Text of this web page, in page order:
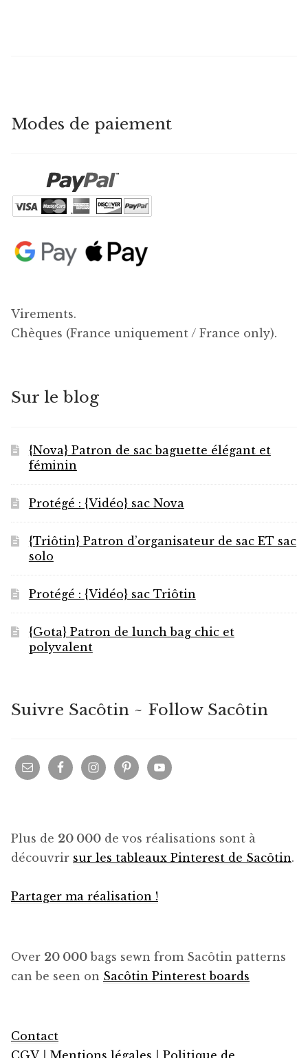
Modes de paiement
Virements.
Chèques (France uniquement / France only).
Sur le blog
{Nova} Patron de sac baguette élégant et
féminin
Protégé : {Vidéo} sac Nova
{Triôtin} Patron d’organisateur de sac ET sac
solo
Protégé : {Vidéo} sac Triôtin
{Gota} Patron de lunch bag chic et
polyvalent
Suivre Sacôtin ~ Follow Sacôtin
Plus de 20 000 de vos réalisations sont à
découvrir sur les tableaux Pinterest de Sacôtin.
Partager ma réalisation !
Over 20 000 bags sewn from Sacôtin patterns
can be seen on Sacôtin Pinterest boards
Contact
CGV| Mentions légales Politique de